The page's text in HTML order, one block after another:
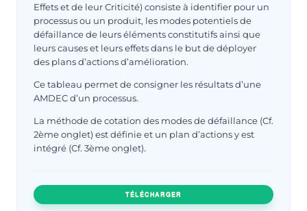
Effets et de leur Criticité) consiste à identifier pour un
processus ou un produit, les modes potentiels de
défaillance de leurs éléments constitutifs ainsi que
leurs causes et leurs effets dans le but de déployer
des plans d’actions d’amélioration.
Ce tableau permet de consigner les résultats d’une
AMDEC d’un processus.
La méthode de cotation des modes de défaillance (Cf.
2ème onglet) est définie et un plan d’actions y est
intégré (Cf. 3ème onglet).
TÉLÉCHARGER